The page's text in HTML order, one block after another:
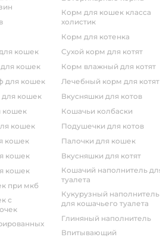
кошек
кошек
для кошек
для кошек
кошек
кошек
кошек
кошек
кошек
при мкб
корм для кошек класса
холистик
корм для котенка
сухой корм для котят
корм влажный для котят
лечебный корм для котят
вкусняшки для котов
кошачьи колбаски
подушечки для котов
палочки для кошек
вкусняшки для котят
кошачий наполнитель для
туалета
кукурузный наполнитель
для кошачьего туалета
глиняный наполнитель
впитывающий